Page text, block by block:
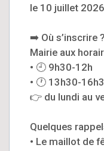
le 10 juillet
➡️ Où s’inscrire
Mairie aux
• 🕘 9h30-12h
• 🕐 13h30-
👉 du lundi au
Quelques
• Le maillot de